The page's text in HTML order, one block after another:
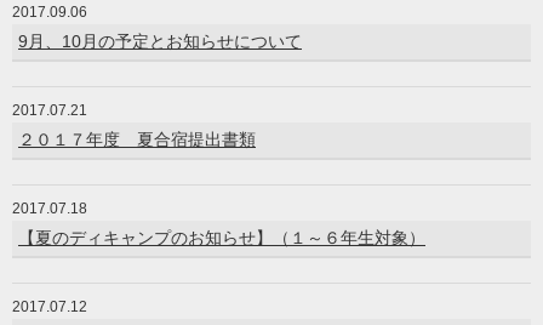
2017.09.06
9月、10月の予定とお知らせについて
2017.07.21
２０１７年度 夏合宿提出書類
2017.07.18
【夏のディキャンプのお知らせ】（１～６年生対象）
2017.07.12